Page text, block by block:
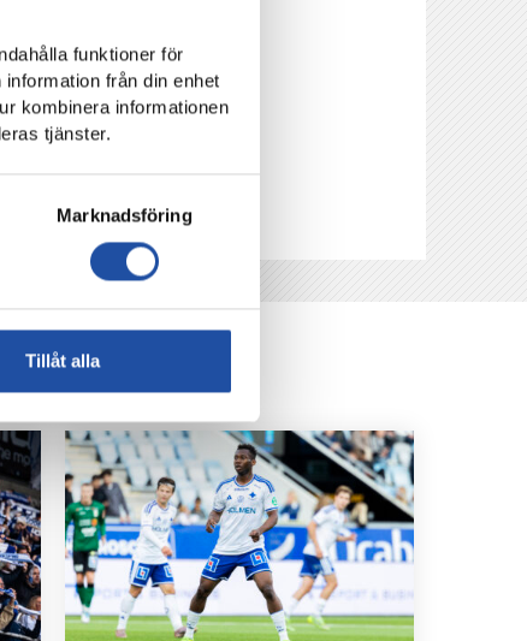
funktioner för
från din enhet
kombinera informationen
tjänster.
Marknadsföring
Tillåt alla